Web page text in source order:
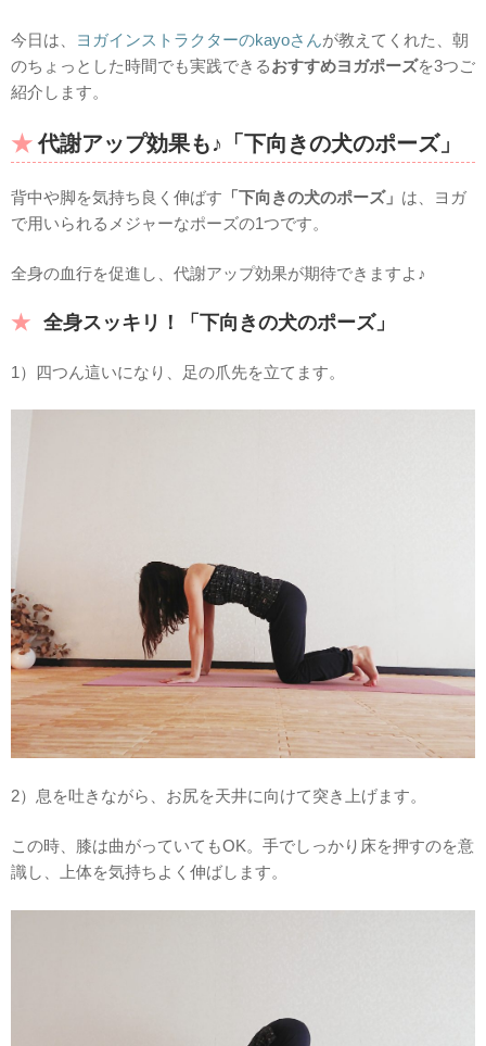
今日は、 ヨガインストラクターのkayoさんが教えてくれた、朝
のちょっとした時間でも実践できるおすすめヨガポーズを3つご
紹介します。
代謝アップ効果も♪「下向きの犬のポーズ」
背中や脚を気持ち良く伸ばす 「下向きの犬のポーズ」 は、ヨガ
で用いられるメジャーなポーズの1つです。
全身の血行を促進し、代謝アップ効果が期待できますよ♪
全身スッキリ！「下向きの犬のポーズ」
1）四つん這いになり、足の爪先を立てます。
2）息を吐きながら、お尻を天井に向けて突き上げます。
この時、膝は曲がっていてもOK。手でしっかり床を押すのを意
識し、上体を気持ちよく伸ばします。